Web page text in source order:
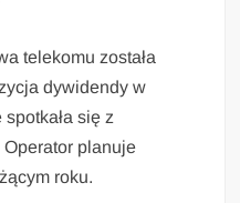
telekomu została
dywidendy w
się z
Operator planuje
roku.